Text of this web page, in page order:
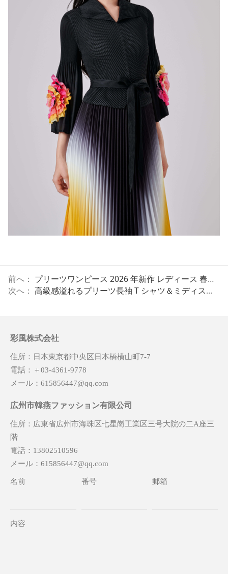
前へ： プリーツワンピース 2026 年新作 レディース 春秋 人気デザイン 高級感 長袖 エレガント ラグジュアリー
次へ： 高級感溢れるプリーツ長袖 T シャツ＆ミディスカート レディース 2026 年春秋新作 キュートなランダムプリーツトップス
彩風株式会社
住所：日本東京都中央区日本橋横山町7-7
電話：＋03-4361-9778
メール：615856447@qq.com
広州市韓燕ファッション有限公司
住所：広東省広州市海珠区七星崗工業区三号大院の二A座三
階
電話：13802510596
メール：615856447@qq.com
名前 番号 郵箱
内容